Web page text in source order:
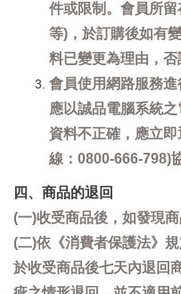
件或限制。會員所
等)，於訂購後如有
料已變更為理由，否
會員使用網路服務進
應以誠品電腦系統
資料不正確，應立
線：0800-666-798)
四、商品的退回
(一)收受商品後，如發現
(二)依《消費者保護法》
於收受商品後七天內退回